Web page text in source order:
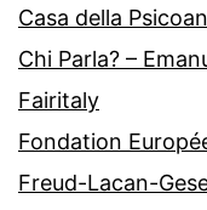
Casa della
Chi Parla? –
Fairitaly
Fondation
Freud-Lacan-